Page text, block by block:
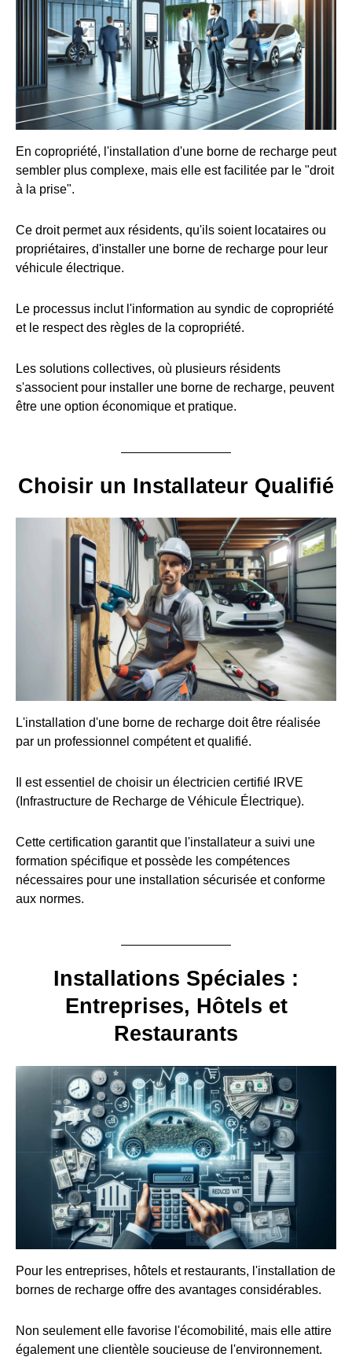
En copropriété, l'installation d'une borne de recharge peut
sembler plus complexe, mais elle est facilitée par le "droit
à la prise".
Ce droit permet aux résidents, qu'ils soient locataires ou
propriétaires, d'installer une borne de recharge pour leur
véhicule électrique.
Le processus inclut l'information au syndic de copropriété
et le respect des règles de la copropriété.
Les solutions collectives, où plusieurs résidents
s'associent pour installer une borne de recharge, peuvent
être une option économique et pratique.
Choisir un Installateur Qualifié
L'installation d'une borne de recharge doit être réalisée
par un professionnel compétent et qualifié.
Il est essentiel de choisir un électricien certifié IRVE
(Infrastructure de Recharge de Véhicule Électrique).
Cette certification garantit que l'installateur a suivi une
formation spécifique et possède les compétences
nécessaires pour une installation sécurisée et conforme
aux normes.
Installations Spéciales :
Entreprises, Hôtels et
Restaurants
Pour les entreprises, hôtels et restaurants, l'installation de
bornes de recharge offre des avantages considérables.
Non seulement elle favorise l'écomobilité, mais elle attire
également une clientèle soucieuse de l'environnement.